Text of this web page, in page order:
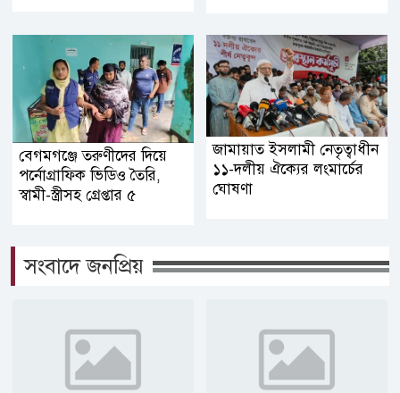
বেগমগঞ্জে তরুণীদের দিয়ে
পর্নোগ্রাফিক ভিডিও তৈরি,
স্বামী-স্ত্রীসহ গ্রেপ্তার ৫
জামায়াত ইসলামী নেতৃত্বাধীন
১১-দলীয় ঐক্যের লংমার্চের
ঘোষণা
সংবাদে জনপ্রিয়